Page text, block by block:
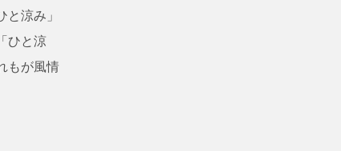
涼み」
ひと涼
もが風情